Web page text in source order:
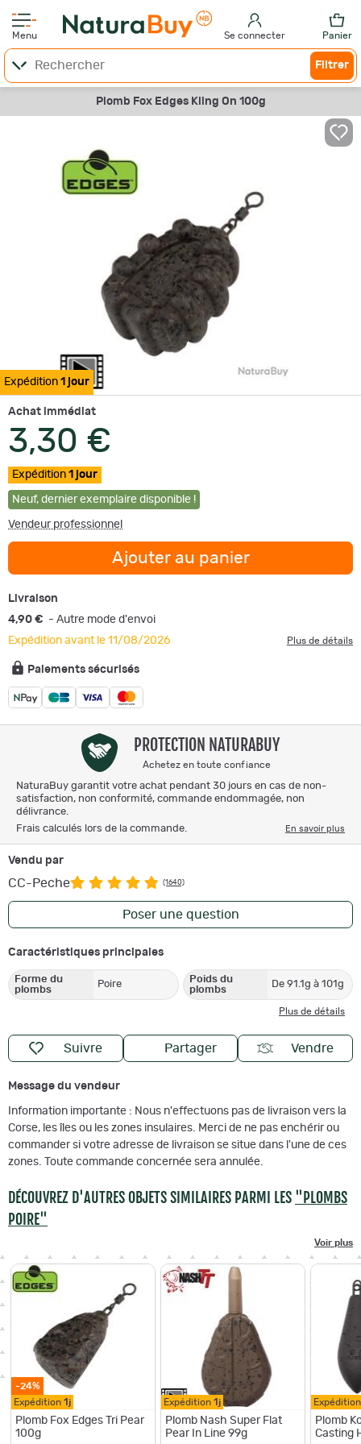
Menu Se connecter Panier
Filtrer
Plomb Fox Edges Kling On 100g
Expédition 1 jour
Achat immédiat
3,30 €
Expédition 1 jour
Neuf, dernier exemplaire disponible !
Vendeur professionnel
Ajouter au panier
Livraison
4,90 € - Autre mode d'envoi
Expédition avant le 11/08/2026
Plus de détails
Paiements sécurisés
PROTECTION NATURABUY
Achetez en toute confiance
NaturaBuy garantit votre achat pendant 30 jours en cas de non-
satisfaction, non conformité, commande endommagée, non
délivrance.
Frais calculés lors de la commande.
En savoir plus
Vendu par
CC-Peche (1640)
Poser une question
Caractéristiques principales
Forme du
plombs
Poire
Poids du
plombs
De 91.1g à 101g
Plus de détails
Suivre Partager Vendre
Message du vendeur
Information importante : Nous n'effectuons pas de livraison vers la
Corse, les îles ou les zones insulaires. Merci de ne pas enchérir ou
commander si votre adresse de livraison se situe dans l'une de ces
zones. Toute commande concernée sera annulée.
DÉCOUVREZ D'AUTRES OBJETS SIMILAIRES PARMI LES "PLOMBS
POIRE"
Voir plus
-24%
Expédition 1j
Plomb Fox Edges Tri Pear
100g
Expédition 1j
Plomb Nash Super Flat
Pear In Line 99g
Plomb
Casting